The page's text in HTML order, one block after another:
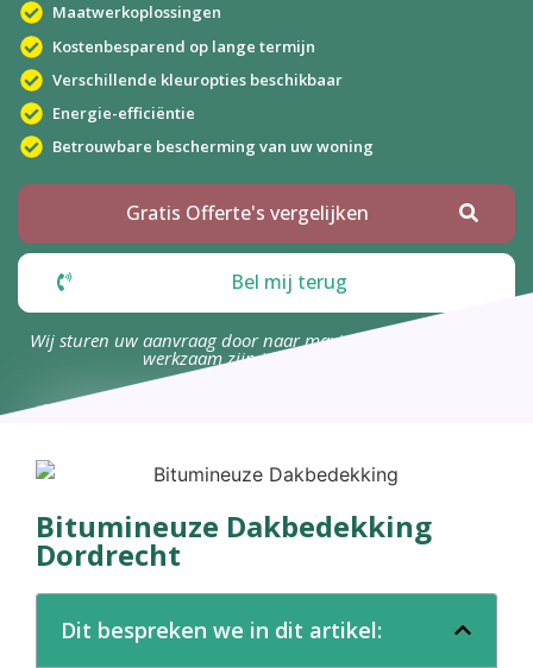
Maatwerkoplossingen
Kostenbesparend op lange termijn
Verschillende kleuropties beschikbaar
Energie-efficiëntie
Betrouwbare bescherming van uw woning
Gratis Offerte's vergelijken
Bel mij terug
Wij sturen uw aanvraag door naar maximaal 4 bedrijven die
werkzaam zijn in uw omgeving.
Bitumineuze Dakbedekking
Dordrecht
Dit bespreken we in dit artikel: